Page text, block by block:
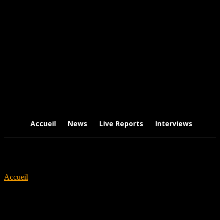
Accueil News Live Reports Interviews
Accueil